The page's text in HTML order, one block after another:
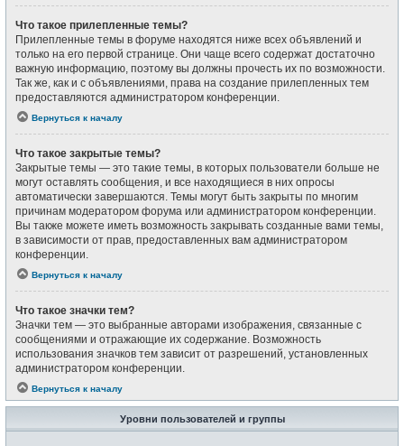
Что такое прилепленные темы?
Прилепленные темы в форуме находятся ниже всех объявлений и
только на его первой странице. Они чаще всего содержат достаточно
важную информацию, поэтому вы должны прочесть их по возможности.
Так же, как и с объявлениями, права на создание прилепленных тем
предоставляются администратором конференции.
Вернуться к началу
Что такое закрытые темы?
Закрытые темы — это такие темы, в которых пользователи больше не
могут оставлять сообщения, и все находящиеся в них опросы
автоматически завершаются. Темы могут быть закрыты по многим
причинам модератором форума или администратором конференции.
Вы также можете иметь возможность закрывать созданные вами темы,
в зависимости от прав, предоставленных вам администратором
конференции.
Вернуться к началу
Что такое значки тем?
Значки тем — это выбранные авторами изображения, связанные с
сообщениями и отражающие их содержание. Возможность
использования значков тем зависит от разрешений, установленных
администратором конференции.
Вернуться к началу
Уровни пользователей и группы